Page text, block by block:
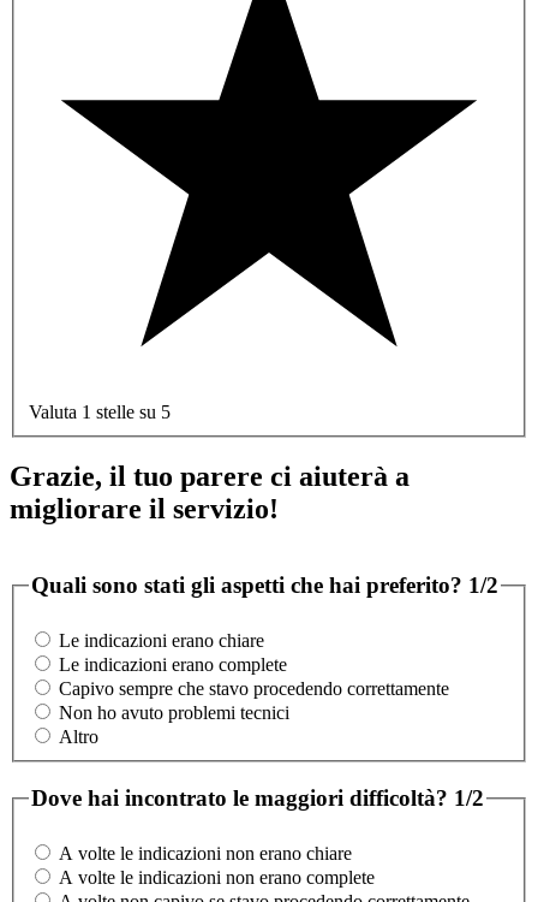
Valuta 1 stelle su 5
Grazie, il tuo parere ci aiuterà a
migliorare il servizio!
Quali sono stati gli aspetti che hai preferito? 1/2
Le indicazioni erano chiare
Le indicazioni erano complete
Capivo sempre che stavo procedendo correttamente
Non ho avuto problemi tecnici
Altro
Dove hai incontrato le maggiori difficoltà? 1/2
A volte le indicazioni non erano chiare
A volte le indicazioni non erano complete